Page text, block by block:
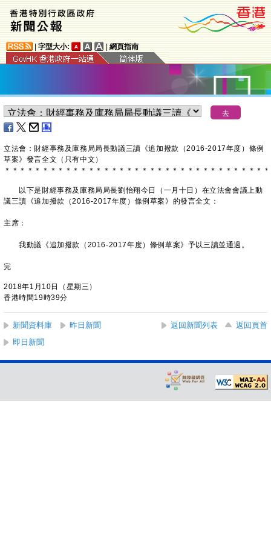
字型大小: 網頁指南
立法會：財經事務及庫務局局長動議三讀《追加撥款（2016-2017年度）條例
草案》發言全文（只有中文）
＊ ＊ ＊ ＊ ＊ ＊ ＊ ＊ ＊ ＊ ＊ ＊ ＊ ＊ ＊ ＊ ＊ ＊ ＊ ＊ ＊ ＊ ＊ ＊ ＊ ＊ ＊ ＊ ＊ ＊ ＊ ＊ ＊ ＊ ＊
以下是財經事務及庫務局局長劉怡翔今日（一月十日）在立法會會議上動
議三讀《追加撥款（2016-2017年度）條例草案》的發言全文：
主席：
我動議《追加撥款（2016-2017年度）條例草案》予以三讀並通過。
完
2018年1月10日（星期三）
香港時間19時39分
新聞資料庫 昨日新聞 返回新聞列表
返回頁首
即日新聞